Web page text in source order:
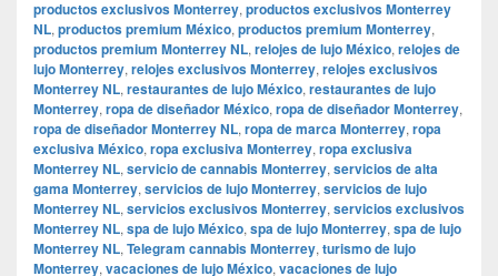
productos exclusivos Monterrey, productos exclusivos Monterrey
NL, productos premium México, productos premium Monterrey,
productos premium Monterrey NL, relojes de lujo México, relojes de
lujo Monterrey, relojes exclusivos Monterrey, relojes exclusivos
Monterrey NL, restaurantes de lujo México, restaurantes de lujo
Monterrey, ropa de diseñador México, ropa de diseñador Monterrey,
ropa de diseñador Monterrey NL, ropa de marca Monterrey, ropa
exclusiva México, ropa exclusiva Monterrey, ropa exclusiva
Monterrey NL, servicio de cannabis Monterrey, servicios de alta
gama Monterrey, servicios de lujo Monterrey, servicios de lujo
Monterrey NL, servicios exclusivos Monterrey, servicios exclusivos
Monterrey NL, spa de lujo México, spa de lujo Monterrey, spa de lujo
Monterrey NL, Telegram cannabis Monterrey, turismo de lujo
Monterrey, vacaciones de lujo México, vacaciones de lujo